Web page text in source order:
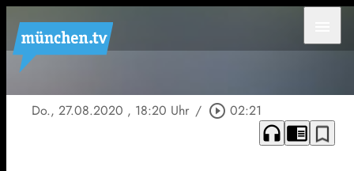
Do., 27.08.2020 , 18:20 Uhr / play_circle_outline 02:21
headphones chrome_reader_mode bookmark_border